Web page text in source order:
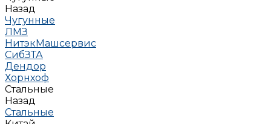
Назад
Чугунные
ЛМЗ
НитэкМашсервис
СибЗТА
Дендор
Хорнхоф
Стальные
Назад
Стальные